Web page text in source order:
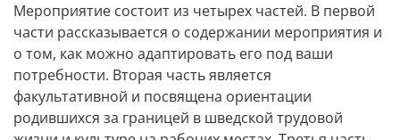
Мероприятие состоит из четырех частей. В первой
части рассказывается о содержании мероприятия и
о том, как можно адаптировать его под ваши
потребности. Вторая часть является
факультативной и посвящена ориентации
родившихся за границей в шведской трудовой